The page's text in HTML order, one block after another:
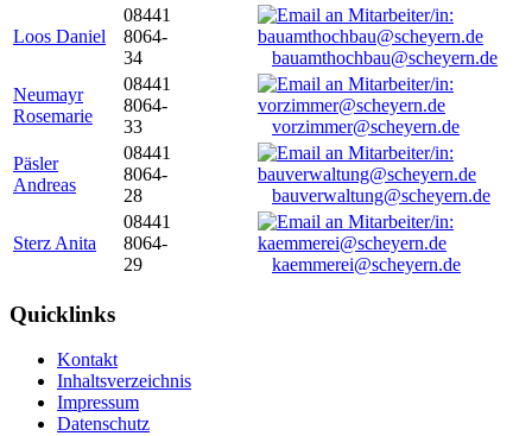
Loos Daniel
08441
8064-
34
bauamthochbau@scheyern.de
Neumayr
Rosemarie
08441
8064-
33
vorzimmer@scheyern.de
Päsler
Andreas
08441
8064-
28
bauverwaltung@scheyern.de
Sterz Anita
08441
8064-
29
kaemmerei@scheyern.de
Quicklinks
Kontakt
Inhaltsverzeichnis
Impressum
Datenschutz